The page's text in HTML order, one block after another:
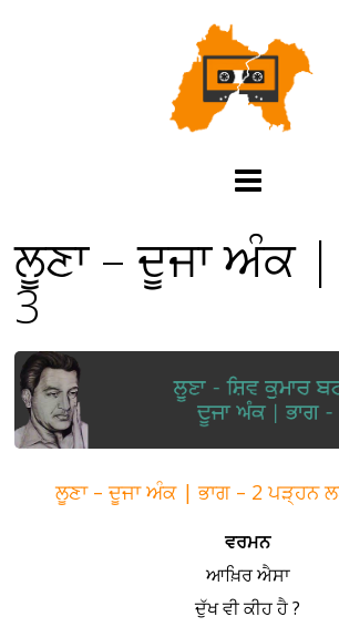
ਲੂਣਾ – ਦੂਜਾ ਅੰਕ |
3
ਲੂਣਾ – ਦੂਜਾ ਅੰਕ | ਭਾਗ – 2 ਪੜ੍ਹਨ
ਵਰਮਨ
ਆਖ਼ਿਰ ਐਸਾ
ਦੁੱਖ ਵੀ ਕੀਹ ਹੈ ?